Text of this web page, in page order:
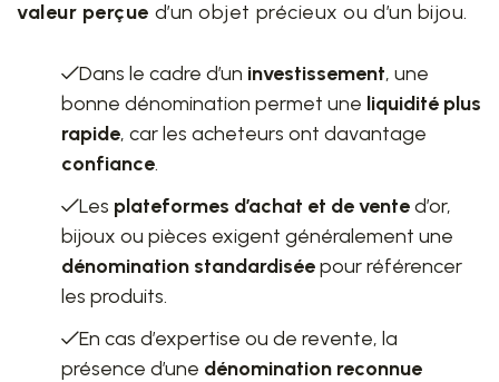
valeur perçue d’un objet précieux ou d’un bijou.
Dans le cadre d’un investissement, une
bonne dénomination permet une liquidité plus
rapide, car les acheteurs ont davantage
confiance.
Les plateformes d’achat et de vented’or,
bijoux ou pièces exigent généralement une
dénomination standardiséepour référencer
les produits.
En cas d’expertise ou de revente, la
présence d’une dénomination reconnue